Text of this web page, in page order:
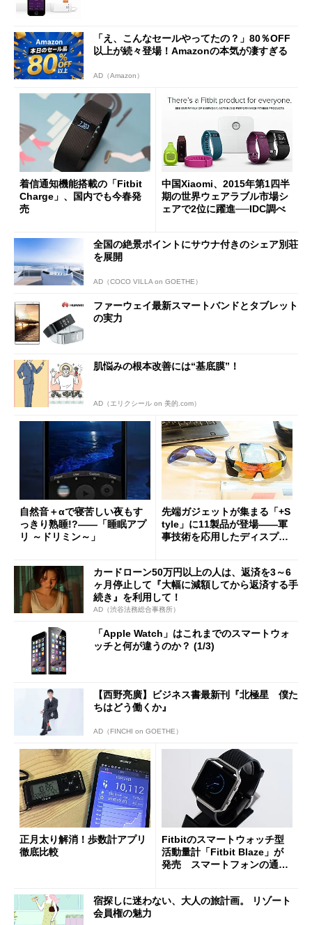
「え、こんなセールやってたの？」80％OFF
以上が続々登場！Amazonの本気が凄すぎる
AD（Amazon）
着信通知機能搭載の「Fitbit
Charge」、国内でも今春発
売
中国Xiaomi、2015年第1四半
期の世界ウェアラブル市場シ
ェアで2位に躍進──IDC調べ
全国の絶景ポイントにサウナ付きのシェア別荘
を展開
AD（COCO VILLA on GOETHE）
ファーウェイ最新スマートバンドとタブレット
の実力
肌悩みの根本改善には“基底膜”！
AD（エリクシール on 美的.com）
自然音＋αで寝苦しい夜もす
っきり熟睡!?――「睡眠アプ
リ ～ドリミン～」
先端ガジェットが集まる「+S
tyle」に11製品が登場――軍
事技術を応用したディスプレ
カードローン50万円以上の人は、返済を3～6
ヶ月停止して『大幅に減額してから返済する手
続き』を利用して！
AD（渋谷法務総合事務所）
「Apple Watch」はこれまでのスマートウォ
ッチと何が違うのか？ (1/3)
【西野亮廣】ビジネス書最新刊『北極星 僕た
ちはどう働くか』
AD（FINCHI on GOETHE）
正月太り解消！歩数計アプリ
徹底比較
Fitbitのスマートウォッチ型
活動量計「Fitbit Blaze」が
発売 スマートフォンの通知
宿探しに迷わない、大人の旅計画。 リゾート
会員権の魅力